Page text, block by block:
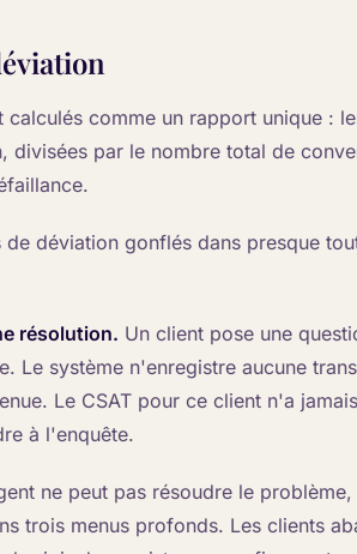
comme un rapport unique :
divisées par le nombre total de
déviation gonflés dans presque
résolution. Un client pose une
Le système n'enregistre aucune
Le CSAT pour ce client n'a
à l'enquête.
ne peut pas résoudre le
trois menus profonds. Les clients